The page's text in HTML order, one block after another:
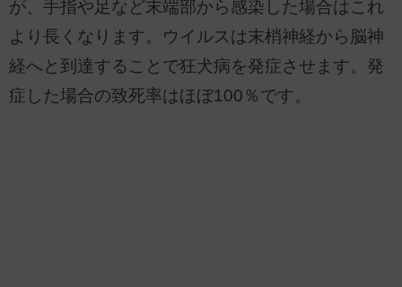
が、手指や足など末端部から感染した場合はこれ
より長くなります。ウイルスは末梢神経から脳神
経へと到達することで狂犬病を発症させます。発
症した場合の致死率はほぼ100％です。